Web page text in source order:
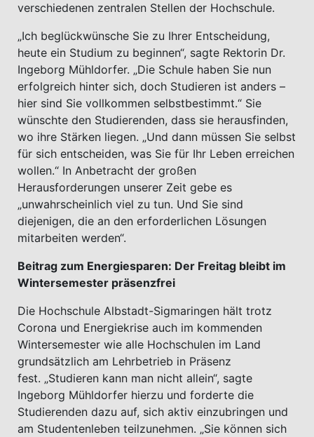
verschiedenen zentralen Stellen der Hochschule.
„Ich beglückwünsche Sie zu Ihrer Entscheidung,
heute ein Studium zu beginnen“, sagte Rektorin Dr.
Ingeborg Mühldorfer. „Die Schule haben Sie nun
erfolgreich hinter sich, doch Studieren ist anders –
hier sind Sie vollkommen selbstbestimmt.“ Sie
wünschte den Studierenden, dass sie herausfinden,
wo ihre Stärken liegen. „Und dann müssen Sie selbst
für sich entscheiden, was Sie für Ihr Leben erreichen
wollen.“ In Anbetracht der großen
Herausforderungen unserer Zeit gebe es
„unwahrscheinlich viel zu tun. Und Sie sind
diejenigen, die an den erforderlichen Lösungen
mitarbeiten werden“.
Beitrag zum Energiesparen: Der Freitag bleibt im
Wintersemester präsenzfrei
Die Hochschule Albstadt-Sigmaringen hält trotz
Corona und Energiekrise auch im kommenden
Wintersemester wie alle Hochschulen im Land
grundsätzlich am Lehrbetrieb in Präsenz
fest. „Studieren kann man nicht allein“, sagte
Ingeborg Mühldorfer hierzu und forderte die
Studierenden dazu auf, sich aktiv einzubringen und
am Studentenleben teilzunehmen. „Sie können sich